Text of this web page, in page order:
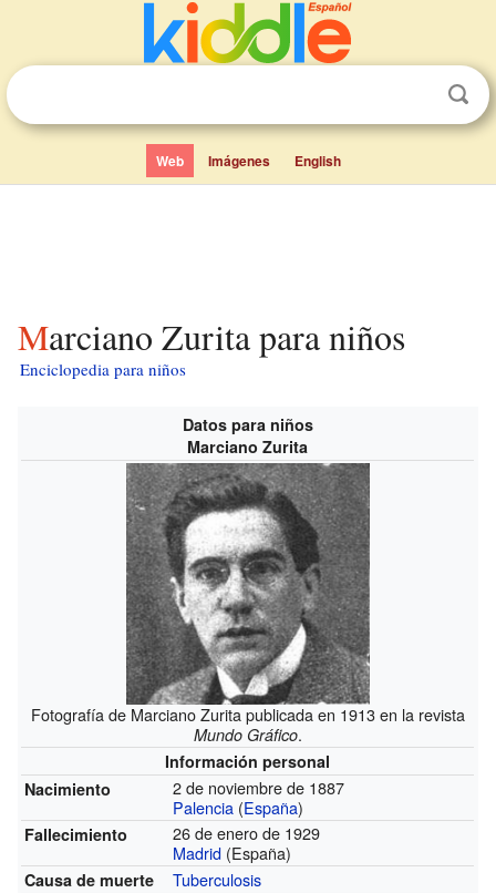
Web Imágenes English
Marciano Zurita para niños
Enciclopedia para niños
Datos para niños
Marciano Zurita
Fotografía de Marciano Zurita publicada en 1913 en la revista
Mundo Gráfico.
Información personal
Nacimiento
2 de noviembre de 1887
Palencia (España)
Fallecimiento
26 de enero de 1929
Madrid (España)
Causa de muerte Tuberculosis